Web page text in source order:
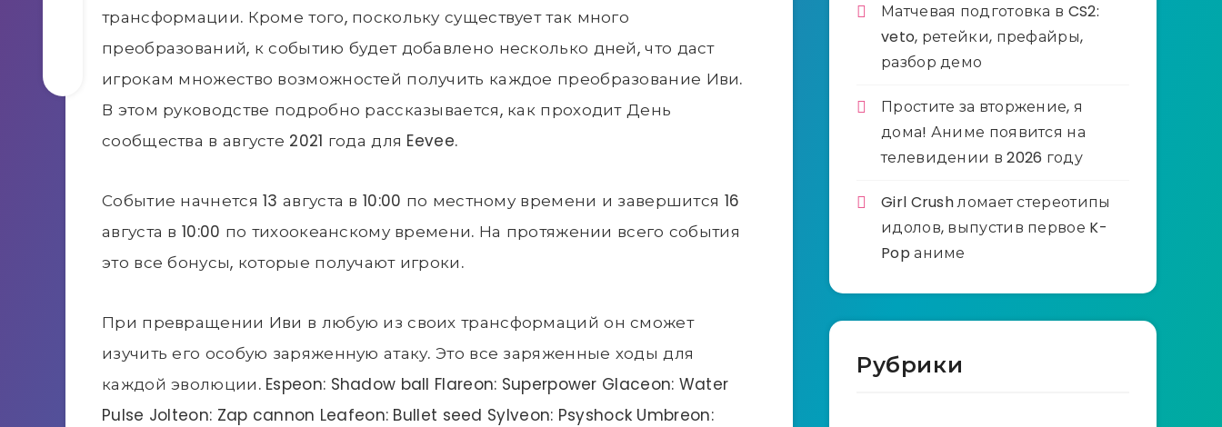
трансформации. Кроме того, поскольку существует так много
преобразований, к событию будет добавлено несколько дней, что даст
игрокам множество возможностей получить каждое преобразование Иви.
В этом руководстве подробно рассказывается, как проходит День
сообщества в августе 2021 года для Eevee.
Событие начнется 13 августа в 10:00 по местному времени и завершится 16
августа в 10:00 по тихоокеанскому времени. На протяжении всего события
это все бонусы, которые получают игроки.
При превращении Иви в любую из своих трансформаций он сможет
изучить его особую заряженную атаку. Это все заряженные ходы для
каждой эволюции. Espeon: Shadow ball Flareon: Superpower Glaceon: Water
Pulse Jolteon: Zap cannon Leafeon: Bullet seed Sylveon: Psyshock Umbreon:
Матчевая подготовка в CS2:
veto, ретейки, префайры,
разбор демо
Простите за вторжение, я
дома! Аниме появится на
телевидении в 2026 году
Girl Crush ломает стереотипы
идолов, выпустив первое K-
Pop аниме
Рубрики